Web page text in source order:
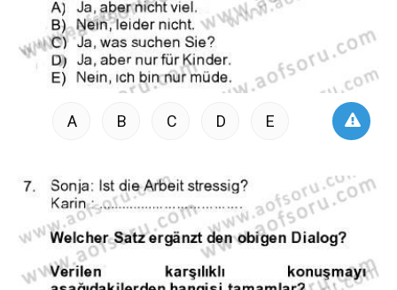
A B C D E